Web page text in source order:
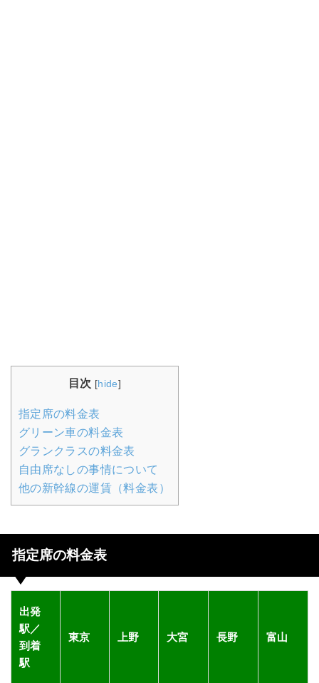
目次 [hide]
指定席の料金表
グリーン車の料金表
グランクラスの料金表
自由席なしの事情について
他の新幹線の運賃（料金表）
指定席の料金表
出発
駅／
到着
駅
東京 上野 大宮 長野 富山